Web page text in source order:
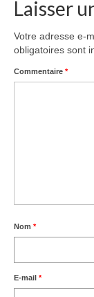
Laisser
Votre adresse e-
obligatoires sont
Commentaire *
Nom *
E-mail *